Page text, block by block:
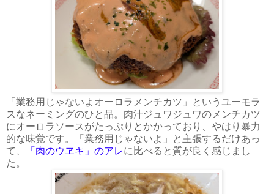
「業務用じゃないよオーロラメンチカツ」というユーモラ
スなネーミングのひと品。肉汁ジュワジュワのメンチカツ
にオーロラソースがたっぷりとかかっており、やはり暴力
的な味覚です。「業務用じゃないよ」と主張するだけあっ
て、
「肉のウヱキ」のアレに比べると質が良く感じまし
た。